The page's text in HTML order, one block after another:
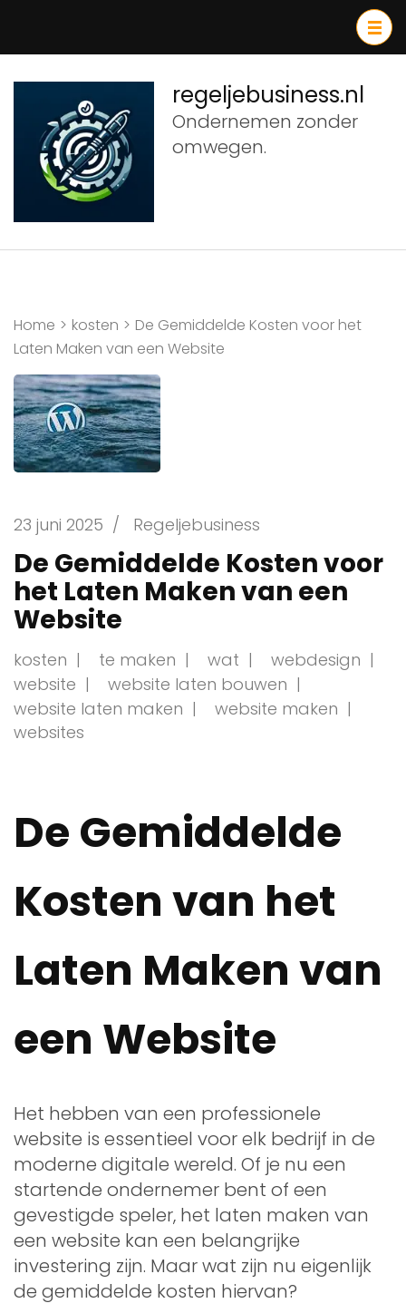
inhoud
(druk
Enter)
regeljebusiness.nl
Ondernemen zonder
omwegen.
Home > kosten > De Gemiddelde Kosten voor het
Laten Maken van een Website
23 juni 2025 / Regeljebusiness
De Gemiddelde Kosten voor
het Laten Maken van een
Website
kosten te maken wat
webdesign
website
website laten bouwen
website laten maken
website maken
websites
De Gemiddelde
Kosten van het
Laten Maken van
een Website
Het hebben van een professionele
website is essentieel voor elk bedrijf in de
moderne digitale wereld. Of je nu een
startende ondernemer bent of een
gevestigde speler, het laten maken van
een website kan een belangrijke
investering zijn. Maar wat zijn nu eigenlijk
de gemiddelde kosten hiervan?